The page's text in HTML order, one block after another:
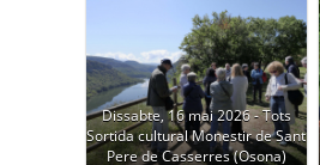
Dissabte, 16 mai 2026 - Tots
Sortida cultural Monestir de Sant
Pere de Casserres (Osona)